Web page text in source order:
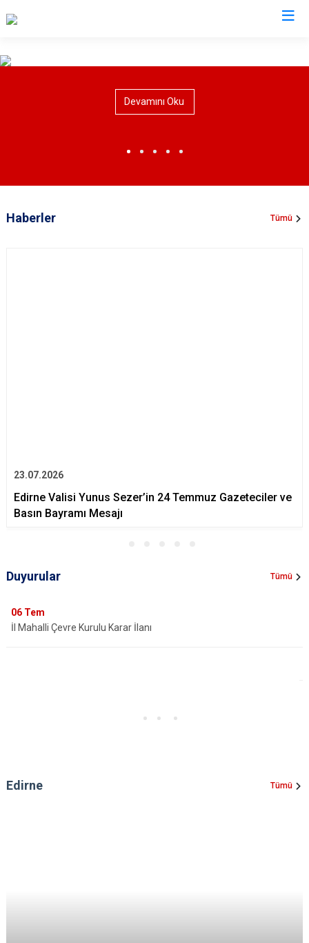
Devamını Oku
Haberler Tümü
23.07.2026
Edirne Valisi Yunus Sezer’in 24 Temmuz Gazeteciler ve
Basın Bayramı Mesajı
Duyurular Tümü
06 Tem
İl Mahalli Çevre Kurulu Karar İlanı
Edirne Tümü